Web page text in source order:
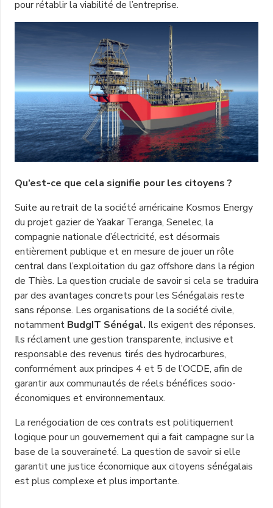
pour rétablir la viabilité de l’entreprise.
Qu’est-ce que cela signifie pour les citoyens ?
Suite au retrait de la société américaine Kosmos Energy
du projet gazier de Yaakar Teranga, Senelec, la
compagnie nationale d’électricité, est désormais
entièrement publique et en mesure de jouer un rôle
central dans l’exploitation du gaz offshore dans la région
de Thiès. La question cruciale de savoir si cela se traduira
par des avantages concrets pour les Sénégalais reste
sans réponse. Les organisations de la société civile,
notamment BudgIT Sénégal. Ils exigent des réponses.
Ils réclament une gestion transparente, inclusive et
responsable des revenus tirés des hydrocarbures,
conformément aux principes 4 et 5 de l’OCDE, afin de
garantir aux communautés de réels bénéfices socio-
économiques et environnementaux.
La renégociation de ces contrats est politiquement
logique pour un gouvernement qui a fait campagne sur la
base de la souveraineté. La question de savoir si elle
garantit une justice économique aux citoyens sénégalais
est plus complexe et plus importante.